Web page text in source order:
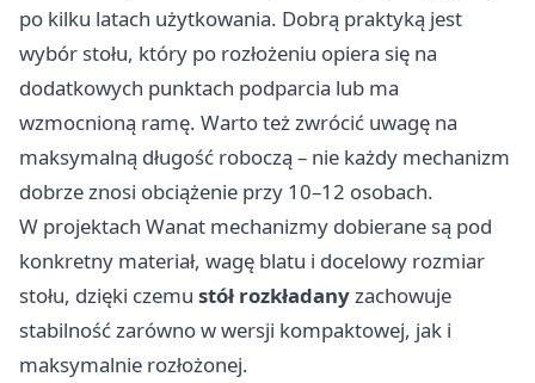
po kilku latach użytkowania. Dobrą praktyką jest
wybór stołu, który po rozłożeniu opiera się na
dodatkowych punktach podparcia lub ma
wzmocnioną ramę. Warto też zwrócić uwagę na
maksymalną długość roboczą – nie każdy mechanizm
dobrze znosi obciążenie przy 10–12 osobach.
W projektach Wanat mechanizmy dobierane są pod
konkretny materiał, wagę blatu i docelowy rozmiar
stołu, dzięki czemu stół rozkładanyzachowuje
stabilność zarówno w wersji kompaktowej, jak i
maksymalnie rozłożonej.